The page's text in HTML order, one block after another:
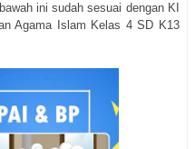
ini sudah sesuai dengan KI
Agama Islam Kelas 4 SD K13